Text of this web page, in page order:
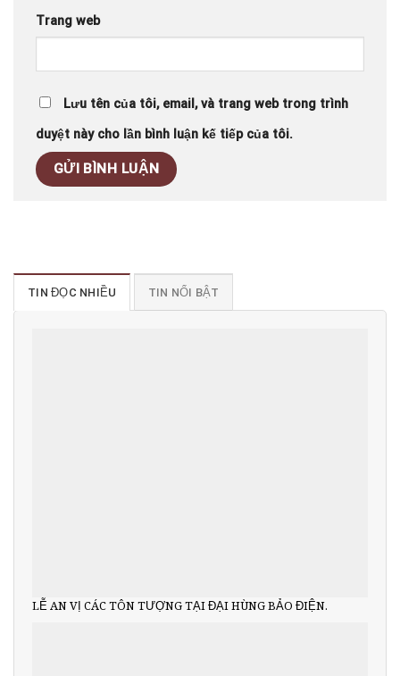
Trang web
Lưu tên của tôi, email, và trang web trong trình
duyệt này cho lần bình luận kế tiếp của tôi.
TIN ĐỌC NHIỀU TIN NỔI BẬT
LỄ AN VỊ CÁC TÔN TƯỢNG TẠI ĐẠI HÙNG BẢO ĐIỆN.